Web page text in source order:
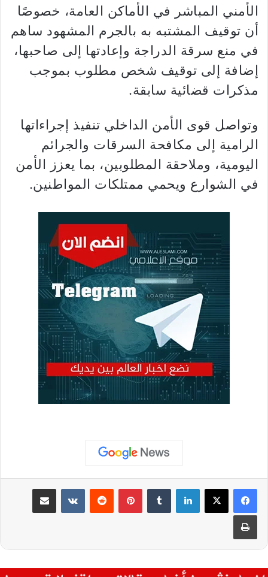
الأمني المباشر في الأماكن العامة، خصوصًا
أن توقيف المشتبه به بالجرم المشهود ساهم
في منع سرقة الدراجة وإعادتها إلى صاحبها،
إضافة إلى توقيف شخص مطلوب بموجب
مذكرات قضائية سابقة.
وتواصل قوى الأمن الداخلي تنفيذ إجراءاتها
الرامية إلى مكافحة السرقات والجرائم
اليومية، وملاحقة المطلوبين، بما يعزز الأمن
في الشوارع ويحمي ممتلكات المواطنين.
لينكدإن بينتيريست مشاركة عبر البريد
طباعة